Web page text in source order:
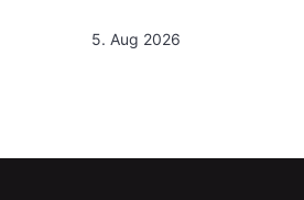
5. Aug 2026